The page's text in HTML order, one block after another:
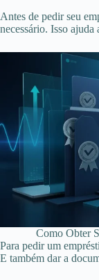
Antes de pedir seu
necessário. Isso
Como Obter
Para pedir um
E também dar a